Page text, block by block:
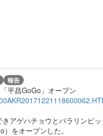
報告
平昌GoGo」オープン
アゲハチョウとパラリンピ
をオープンした。